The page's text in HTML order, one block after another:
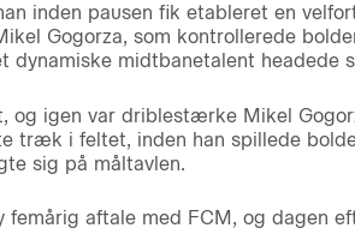
inden pausen fik etableret en
Gogorza, som kontrollerede
dynamiske midtbanetalent headede
og igen var driblestærke Mikel
træk i feltet, inden han spillede
sig på måltavlen.
femårig aftale med FCM, og dagen